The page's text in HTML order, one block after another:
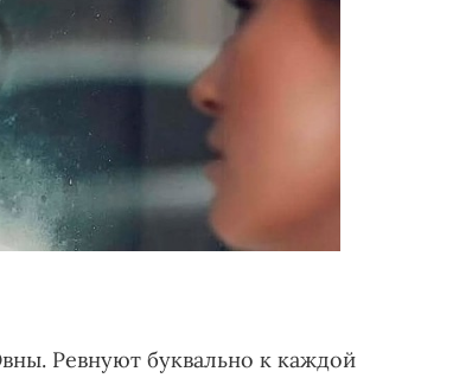
Ревнуют буквально к каждой